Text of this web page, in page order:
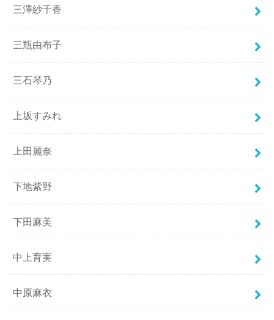
三澤紗千香
三瓶由布子
三石琴乃
上坂すみれ
上田麗奈
下地紫野
下田麻美
中上育実
中原麻衣